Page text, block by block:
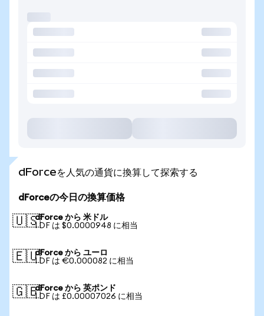
dForceを人気の通貨に換算して探索する
dForceの今日の換算価格
🇺🇸dForce から 米ドル
1 DF は $0.0000948 に相当
🇪🇺dForce から ユーロ
1 DF は €0.000082 に相当
🇬🇧dForce から 英ポンド
1 DF は £0.00007026 に相当